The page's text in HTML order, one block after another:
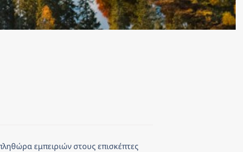
εμπειριών στους επισκέπτες